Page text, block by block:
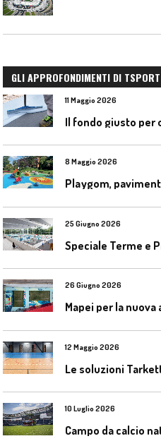
GLI APPROFONDIMENTI DI TSPORT
11 Maggio 2026
8 Maggio 2026
25 Giugno 2026
26 Giugno 2026
12 Maggio 2026
Le soluzioni
10 Luglio 2026